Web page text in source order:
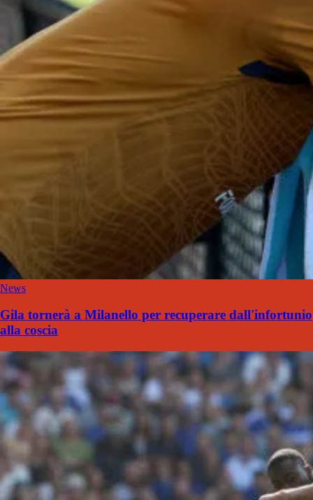
News
Gila tornerà a Milanello per recuperare dall'infortunio
alla coscia